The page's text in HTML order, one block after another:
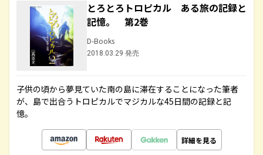
とろとろトロピカル ある旅の記録と
記憶。 第2巻
D-Books
2018.03.29 発売
子供の頃から夢見ていた南の島に滞在することになった筆者
が、島で出合うトロピカルでマジカルな45日間の記録と記
憶。
詳細を見る